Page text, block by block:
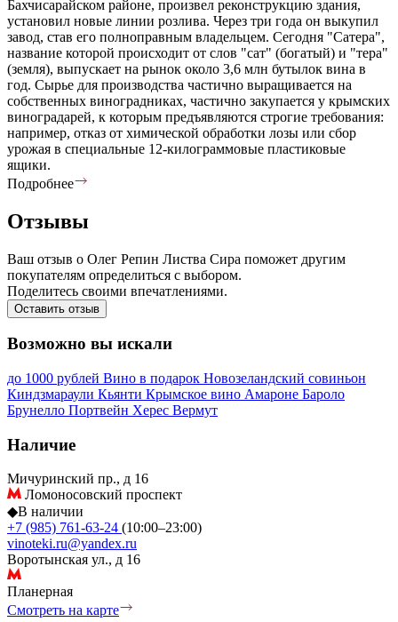
Бахчисарайском районе, произвел реконструкцию здания,
установил новые линии розлива. Через три года он выкупил
завод, став его полноправным владельцем. Сегодня "Сатера",
название которой происходит от слов "сат" (богатый) и "тера"
(земля), выпускает на рынок около 3,6 млн бутылок вина в
год. Сырье для производства частично выращивается на
собственных виноградниках, частично закупается у крымских
виноградарей, к которым предъявляются строгие требования:
например, отказ от химической обработки лозы или сбор
урожая в специальные 12-килограммовые пластиковые
ящики.
Подробнее
Отзывы
Ваш отзыв о Олег Репин Листва Сира поможет другим
покупателям определиться с выбором.
Поделитесь своими впечатлениями.
Оставить отзыв
Возможно вы искали
до 1000 рублей Вино в подарок Новозеландский совиньон
Киндзмараули Кьянти Крымское вино Амароне Бароло
Брунелло Портвейн Херес Вермут
Наличие
Мичуринский пр., д 16
Ломоносовский проспект
◆В наличии
+7 (985) 761-63-24 (10:00–23:00)
vinoteki.ru@yandex.ru
Воротынская ул., д 16
Планерная
Смотреть на карте